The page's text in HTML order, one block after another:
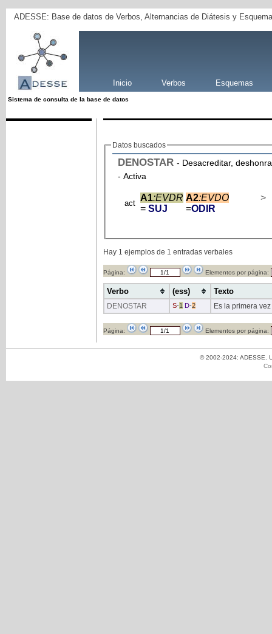
ADESSE: Base de datos de Verbos, Alternancias de Diátesis y
Inicio Verbos Esquemas
Sistema de consulta de la base de datos
Datos buscados
DENOSTAR - Desacreditar,
- Activa
act
A1:EVDR
= SUJ
A2:EVDO
=ODIR
>
Hay 1 ejemplos de 1 entradas verbales
Página: Elementos por página:
Verbo (ess) Texto
DENOSTAR S-1 D-2 Es la primera
Página: Elementos por página:
© 2002-2024: ADESSE.